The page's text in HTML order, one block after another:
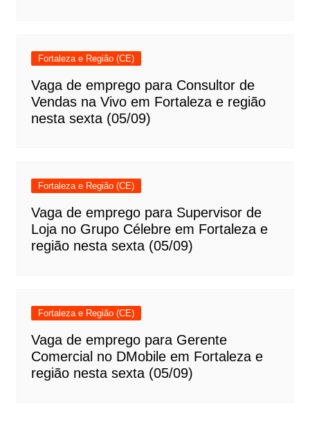
Fortaleza e Região (CE)
Vaga de emprego para Consultor de
Vendas na Vivo em Fortaleza e região
nesta sexta (05/09)
Fortaleza e Região (CE)
Vaga de emprego para Supervisor de
Loja no Grupo Célebre em Fortaleza e
região nesta sexta (05/09)
Fortaleza e Região (CE)
Vaga de emprego para Gerente
Comercial no DMobile em Fortaleza e
região nesta sexta (05/09)